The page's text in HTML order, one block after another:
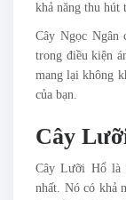
khả năng thu hút
Cây Ngọc Ngân
trong điều kiện
mang lại không
của bạn.
Cây
Cây Lưỡi Hổ là
nhất. Nó có khả